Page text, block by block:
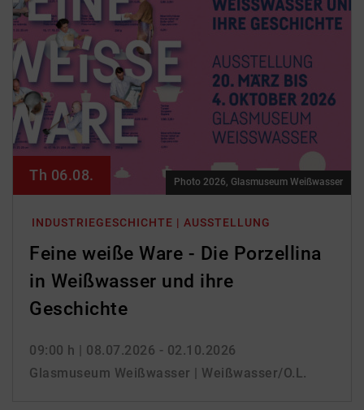
INDUSTRIEGESCHICHTE | AUSSTELLUNG
Feine weiße Ware - Die Porzellina
in Weißwasser und ihre
Geschichte
09:00 h | 08.07.2026 - 02.10.2026
Glasmuseum Weißwasser | Weißwasser/O.L.
Th 06.08. Photo 2026, Glasmuseum Weißwasser